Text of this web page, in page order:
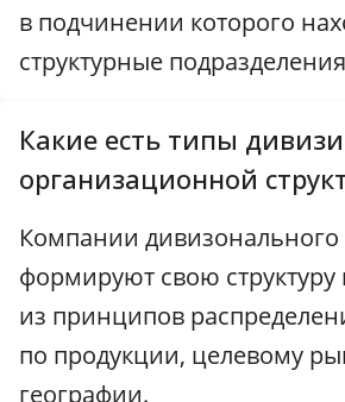
в подчинении которого
структурные
Какие есть типы
организационной
Компании
формируют свою структуру
из принципов
по продукции, целевому
географии.